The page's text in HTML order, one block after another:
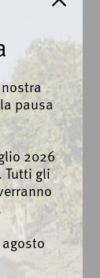
pausa
2026
Tutti gli